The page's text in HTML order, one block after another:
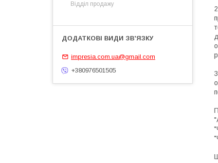
Відділ продажу
impresia.com.ua@gmail.com
+380976501505